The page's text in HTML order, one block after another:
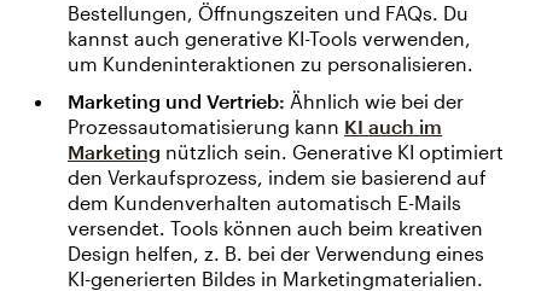
Bestellungen, Öffnungszeiten und FAQs. Du
kannst auch generative KI-Tools verwenden,
um Kundeninteraktionen zu personalisieren.
Marketing und Vertrieb: Ähnlich wie bei der
Prozessautomatisierung kann KI auch im
Marketing nützlich sein. Generative KI optimiert
den Verkaufsprozess, indem sie basierend auf
dem Kundenverhalten automatisch E-Mails
versendet. Tools können auch beim kreativen
Design helfen, z. B. bei der Verwendung eines
KI-generierten Bildes in Marketingmaterialien.